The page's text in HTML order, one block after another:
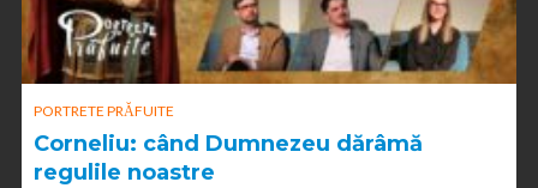
PORTRETE PRĂFUITE
Corneliu: când Dumnezeu dărâmă
regulile noastre